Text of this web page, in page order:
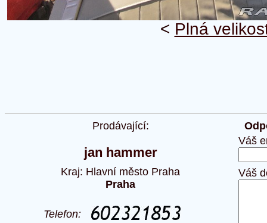
< Plná
Prodávající:
jan hammer
Kraj: Hlavní město Praha
Praha
Telefon:
Váš
Váš